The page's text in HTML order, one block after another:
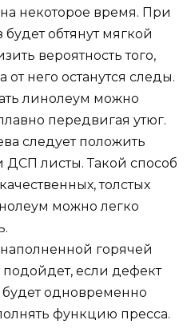
некоторое время. При
обтянут мягкой
вероятность того,
от него останутся следы.
линолеум можно
передвигая утюг.
следует положить
листы. Такой способ
толстых
можно легко
горячей
если дефект
будет одновременно
функцию пресса.